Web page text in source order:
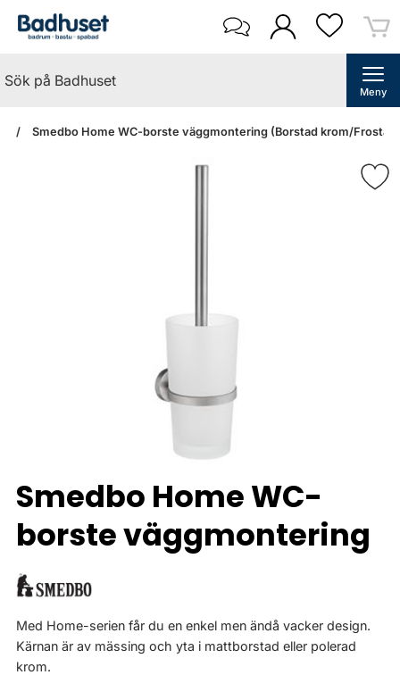
Meny
Smedbo Home WC-borste väggmontering (Borstad krom/Frostat
Smedbo Home WC-
borste väggmontering
Med Home-serien får du en enkel men ändå vacker design.
Kärnan är av mässing och yta i mattborstad eller polerad
krom.